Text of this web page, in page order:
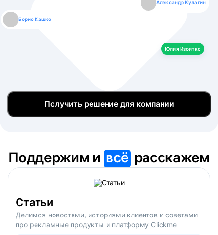
Борис Кашко
Александр Кулагин
Юлия Изоитко
Юлия Изоитко
Даниил Макаров
Александр Кулагин
Екатерина Лазаренко
Даниил Макаров
Борис Кашко
Екатерина Лазаренко
Юлия Изоитко
Получить решение для компании
Поддержим ивсё расскажем
Статьи
Делимся новостями, историями клиентов и советами
про рекламные продукты и платформу Clickme